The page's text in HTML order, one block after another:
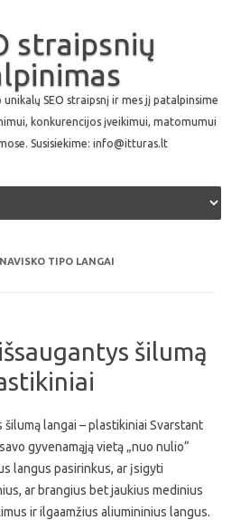
straipsnių
SEO straipsnį ir mes jį patalpinsime
konkurencijos įveikimui, matomumui
Susisiekime: info@itturas.lt
Skip to content
TIPO LANGAI
šilumą
šilumą langai – plastikiniai Svarstant
gyvenamąją vietą „nuo nulio“
langus pasirinkus, ar įsigyti
ar brangius bet jaukius medinius
ir ilgaamžius aliumininius langus.